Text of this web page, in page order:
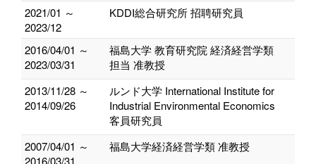
2021/01 ～
2023/12
KDDI総合研究所 招聘研究員
2016/04/01 ～
2023/03/31
福島大学 教育研究院 経済経営学類
担当 准教授
2013/11/28 ～
2014/09/26
ルンド大学 International Institute for
Industrial Environmental Economics
客員研究員
2007/04/01 ～
2016/03/31
福島大学経済経営学類 准教授